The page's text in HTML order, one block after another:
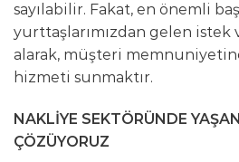
sayılabilir. Fakat, en önemli
yurttaşlarımızdan gelen
alarak, müşteri
hizmeti sunmaktır.
NAKLİYE SEKTÖRÜNDE
ÇÖZÜYORUZ